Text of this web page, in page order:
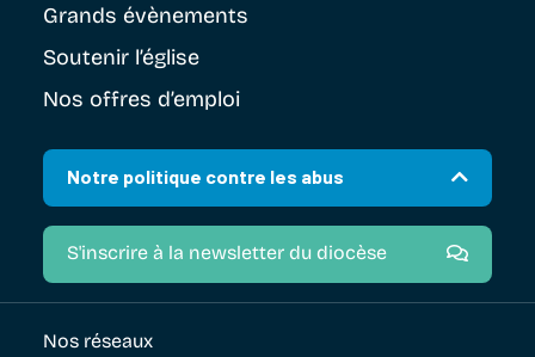
Grands évènements
Soutenir l’église
Nos offres d’emploi
Notre politique contre les abus
S'inscrire à la newsletter du diocèse
Nos réseaux